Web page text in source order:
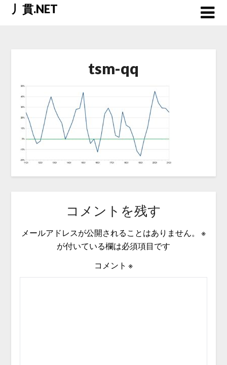
Skip丿貫.NET
tsm-qq
コメントを残す
メールアドレスが公開されることはありません。
※
が付いている欄は必須項目です
コメント ※